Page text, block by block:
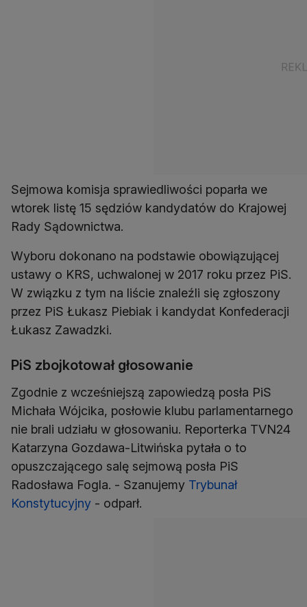
Sejmowa komisja sprawiedliwości poparła we
wtorek listę 15 sędziów kandydatów do Krajowej
Rady Sądownictwa.
Wyboru dokonano na podstawie obowiązującej
ustawy o KRS, uchwalonej w 2017 roku przez PiS.
W związku z tym na liście znaleźli się zgłoszony
przez PiS Łukasz Piebiak i kandydat Konfederacji
Łukasz Zawadzki.
PiS zbojkotował głosowanie
Zgodnie z wcześniejszą zapowiedzą posła PiS
Michała Wójcika, posłowie klubu parlamentarnego
nie brali udziału w głosowaniu. Reporterka TVN24
Katarzyna Gozdawa-Litwińska pytała o to
opuszczającego salę sejmową posła PiS
Radosława Fogla. - Szanujemy Trybunał
Konstytucyjny - odparł.